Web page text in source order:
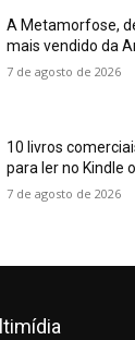
A Metamorfose,
mais vendido da
7 de agosto de 2026
10 livros
para ler no Kindle
7 de agosto de 2026